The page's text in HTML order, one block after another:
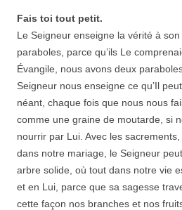
Fais toi tout petit.
Le Seigneur enseigne la vérité à
paraboles, parce qu’ils Le
Évangile, nous avons deux
Seigneur nous enseigne ce qu’Il
néant, chaque fois que nous nous
comme une graine de moutarde, si
nourrir par Lui. Avec les
dans notre mariage, le Seigneur
arbre solide, où tout dans notre vie
et en Lui, parce que sa sagesse
cette façon nos branches et nos